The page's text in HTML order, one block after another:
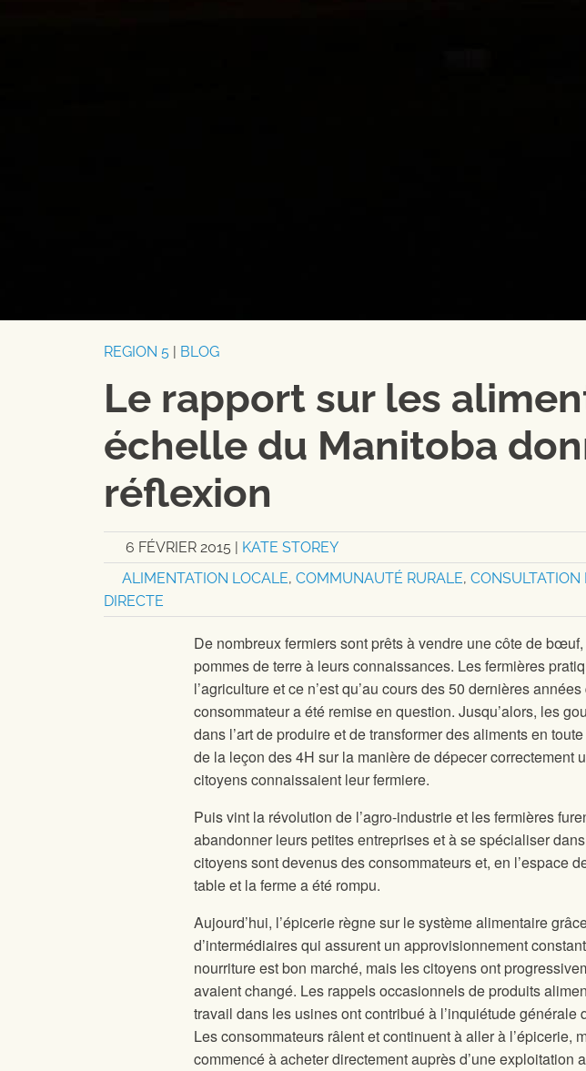
REGION 5 BLOG
Le rapport sur les
échelle du Manitoba
réflexion
6 FÉVRIER 2015
KATE STOREY
ALIMENTATION LOCALE, COMMUNAUTÉ RURALE, CONSULTATION
DIRECTE
De nombreux fermiers sont prêts à vendre une côte de
pommes de terre à leurs connaissances. Les fermières
l’agriculture et ce n’est qu’au cours des 50 dernières
consommateur a été remise en question. Jusqu’alors, les
dans l’art de produire et de transformer des aliments en
de la leçon des 4H sur la manière de dépecer correctement
citoyens connaissaient leur fermiere.
Puis vint la révolution de l’agro-industrie et les fermières
abandonner leurs petites entreprises et à se spécialiser
citoyens sont devenus des consommateurs et, en l’espace
table et la ferme a été rompu.
Aujourd’hui, l’épicerie règne sur le système alimentaire
d’intermédiaires qui assurent un approvisionnement
nourriture est bon marché, mais les citoyens ont
avaient changé. Les rappels occasionnels de produits
travail dans les usines ont contribué à l’inquiétude
Les consommateurs râlent et continuent à aller à l’épicerie,
commencé à acheter directement auprès d’une exploitation